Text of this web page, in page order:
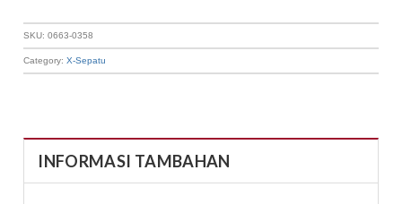
SKU:0663-0358
Category:X-Sepatu
INFORMASI TAMBAHAN